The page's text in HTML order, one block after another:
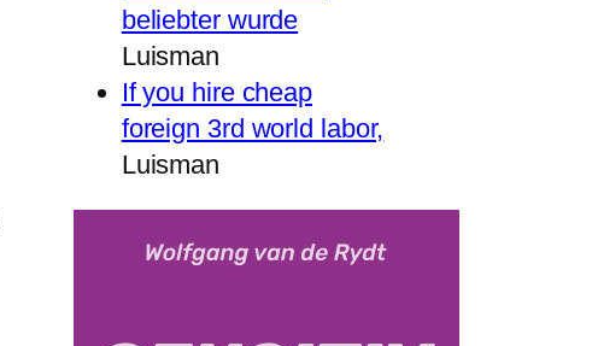
beliebter wurde
Luisman
If you hire cheap
foreign 3rd world labor,
Luisman